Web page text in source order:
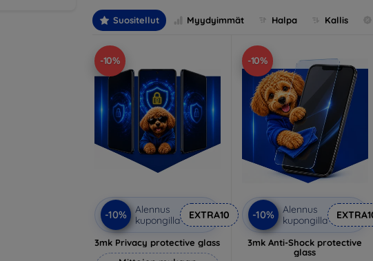
Suositellut Myydyimmät Halpa Kallis
-10%
-10%
Alennus
kupongilla
EXTRA10
3mk Privacy protective glass
-10%
-10%
Alennus
kupongilla
3mk Anti-Shock protective
glass